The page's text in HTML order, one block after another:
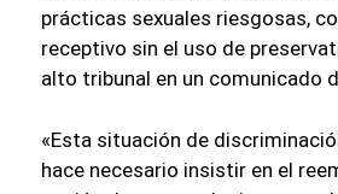
prácticas sexuales riesgosas,
receptivo sin el uso de
alto tribunal en un comunicado
«Esta situación de
hace necesario insistir en el